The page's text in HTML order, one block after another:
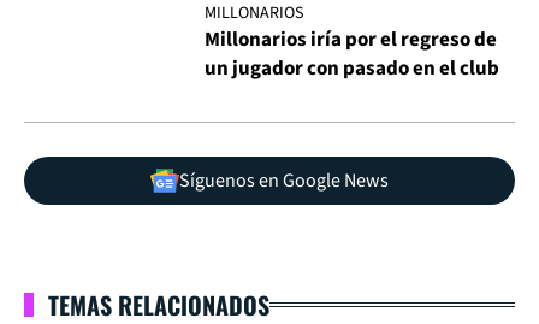
MILLONARIOS
Millonarios iría por el regreso de
un jugador con pasado en el club
Síguenos en Google News
TEMAS RELACIONADOS